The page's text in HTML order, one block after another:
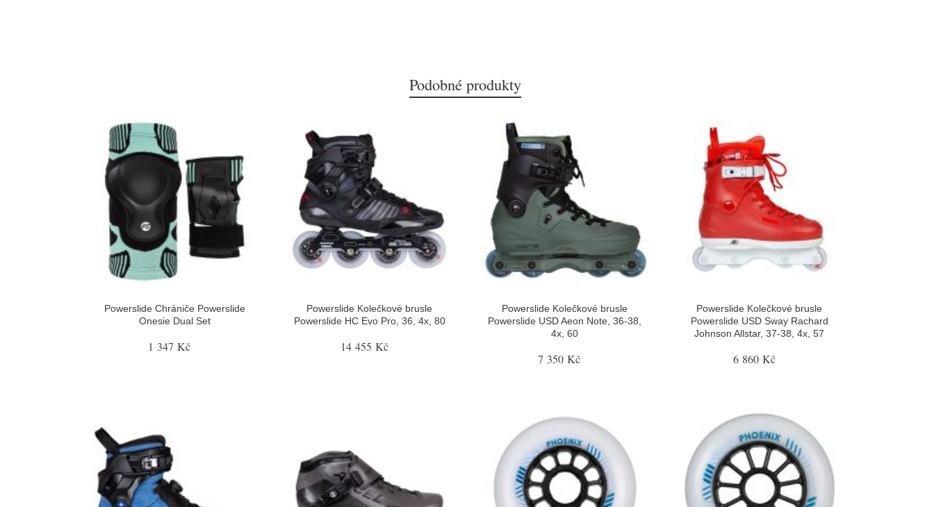
Podobné produkty
Powerslide Chrániče Powerslide
Onesie Dual Set
1 347 Kč
Powerslide Kolečkové brusle
Powerslide HC Evo Pro, 36, 4x, 80
14 455 Kč
Powerslide Kolečkové brusle
Powerslide USD Aeon Note, 36-38,
4x, 60
7 350 Kč
Powerslide Kolečkové brusle
Powerslide USD Sway Rachard
Johnson Allstar, 37-38, 4x, 57
6 860 Kč